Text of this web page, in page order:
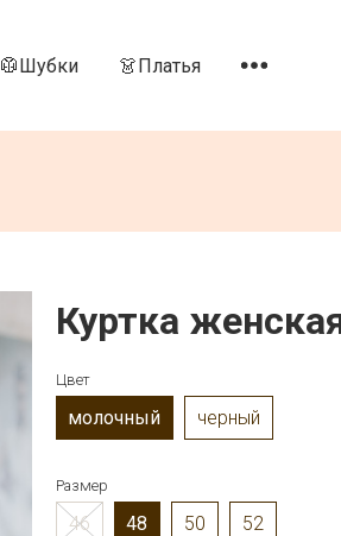
🥼Шубки 👗Платья
Куртка
Цвет
молочный черный
Размер
46 48 50 52